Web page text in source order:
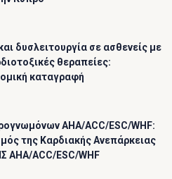
δυσλειτουργία σε ασθενείς με
θεραπείες:
καταγραφή
AHA/ACC/ESC/WHF:
της Καρδιακής Ανεπάρκειας
AHA/ACC/ESC/WHF